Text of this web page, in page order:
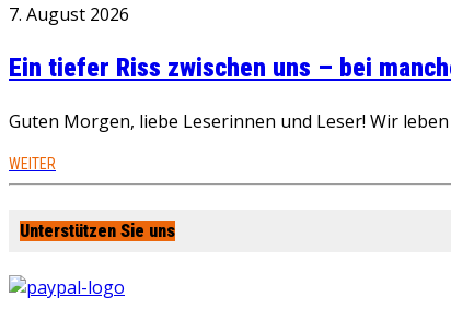
7. August 2026
Ein tiefer Riss zwischen uns – bei
Guten Morgen, liebe Leserinnen und Leser! Wir
WEITER
Unterstützen Sie uns